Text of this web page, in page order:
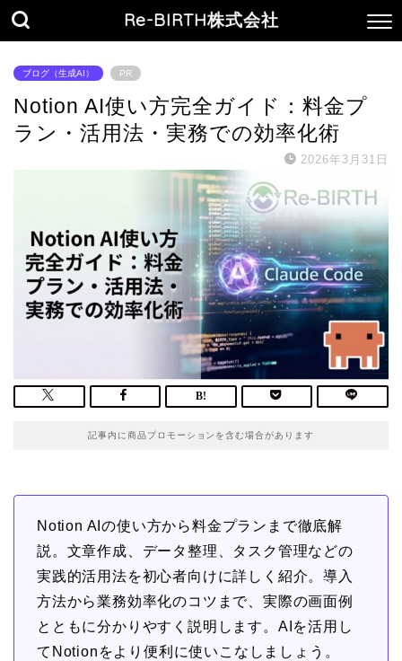
Re-BIRTH株式会社
ブログ（生成AI） PR
Notion AI使い方完全ガイド：料金プ
ラン・活用法・実務での効率化術
2026年3月31日
記事内に商品プロモーションを含む場合があります
Notion AIの使い方から料金プランまで徹底解
説。文章作成、データ整理、タスク管理などの
実践的活用法を初心者向けに詳しく紹介。導入
方法から業務効率化のコツまで、実際の画面例
とともに分かりやすく説明します。AIを活用し
てNotionをより便利に使いこなしましょう。